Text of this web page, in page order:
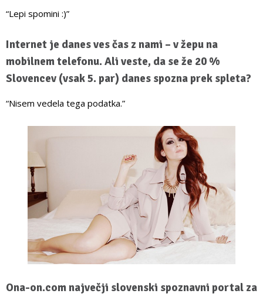
“Lepi spomini :)”
Internet je danes ves čas z nami – v žepu na
mobilnem telefonu. Ali veste, da se že 20 %
Slovencev (vsak 5. par) danes spozna prek spleta?
“Nisem vedela tega podatka.”
Ona-on.com največji slovenski spoznavni portal za